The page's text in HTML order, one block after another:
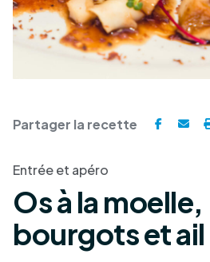
Partager la recette
Entrée et apéro
Os à la moelle,
bourgots et